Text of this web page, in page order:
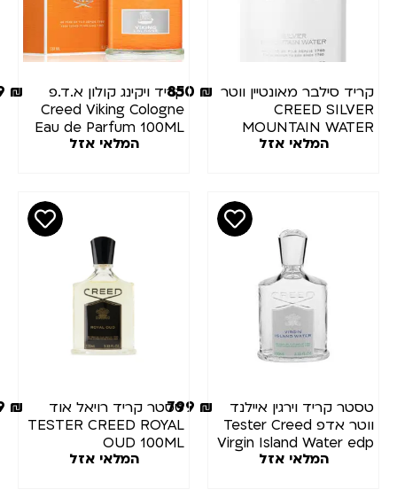
סילבר מאונטיין ווטר
CREED
MOUNTAIN
850₪
המלאי אזל
קריד ויקינג קולון א.ד.פ
Creed Viking Cologne
Eau de Parfum 100ML
879 ₪
המלאי אזל
קריד וירגין איילנד
ווטר אדפ Tester Creed
Virgin Island Water
799₪
המלאי אזל
טסטר קריד רויאל אוד
TESTER CREED ROYAL
OUD 100ML
899 ₪
המלאי אזל